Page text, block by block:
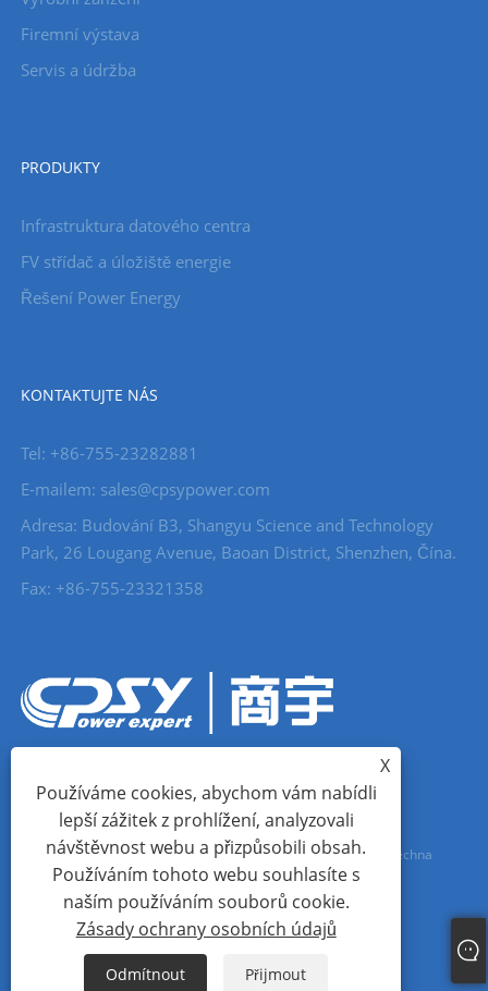
Firemní výstava
Servis a údržba
PRODUKTY
Infrastruktura datového centra
FV střídač a úložiště energie
Řešení Power Energy
KONTAKTUJTE NÁS
Tel: +86-755-23282881
E-mailem: sales@cpsypower.com
Adresa: Budování B3, Shangyu Science and Technology
Park, 26 Lougang Avenue, Baoan District, Shenzhen, Čína.
Fax: +86-755-23321358
Copyright © 2023 Shangyu (Shenzhen) Technology Co., Ltd. Všechna
Sitemap RSS
XML
Zásady ochrany osobních údajů
X
Používáme cookies, abychom vám nabídli
lepší zážitek z prohlížení, analyzovali
návštěvnost webu a přizpůsobili obsah.
Používáním tohoto webu souhlasíte s
naším používáním souborů cookie.
Zásady ochrany osobních údajů
Odmítnout Přijmout